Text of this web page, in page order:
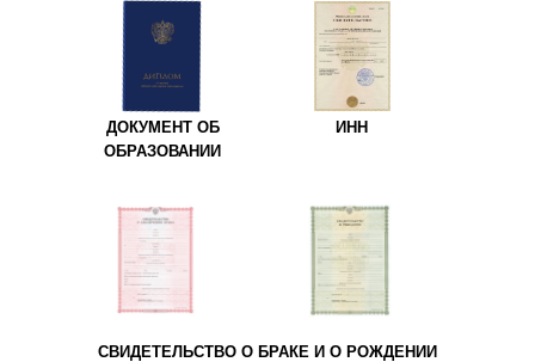
ИНН
ДОКУМЕНТ ОБ
ОБРАЗОВАНИИ
СВИДЕТЕЛЬСТВО О БРАКЕ И О РОЖДЕНИИ